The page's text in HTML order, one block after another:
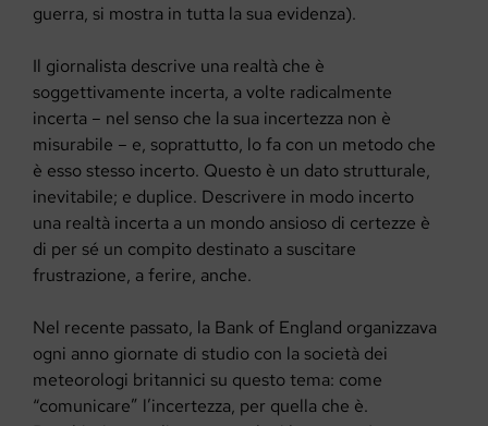
guerra, si mostra in tutta la sua evidenza).
Il giornalista descrive una realtà che è
soggettivamente incerta, a volte radicalmente
incerta – nel senso che la sua incertezza non è
misurabile – e, soprattutto, lo fa con un metodo che
è esso stesso incerto. Questo è un dato strutturale,
inevitabile; e duplice. Descrivere in modo incerto
una realtà incerta a un mondo ansioso di certezze è
di per sé un compito destinato a suscitare
frustrazione, a ferire, anche.
Nel recente passato, la Bank of England organizzava
ogni anno giornate di studio con la società dei
meteorologi britannici su questo tema: come
“comunicare” l’incertezza, per quella che è.